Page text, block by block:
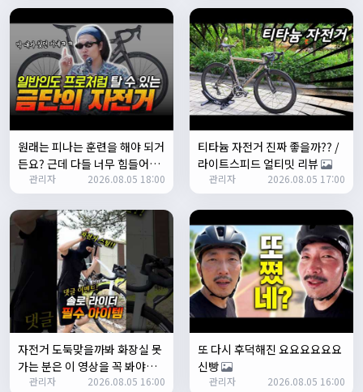
쏭박17:24:35
테스트 완료입니다 :)
Leepi02:57:35
1
알루미06:16:14
뇽
1/23/2025
관리자09:12:09
사이트 가입자수가 100명이 넘었습니다 :)
관리자09:12:12
다들 좋은하루되세요~
열심히타자12:16:55
맛점하세요~
배과장 12:48:20
반갑습니다 여러분 ^_^
배과장12:48:33
명절에도 열심히 맛있는 음식먹고 로라 타셔야지요 ㅎㅎ
1/24/2025
존명12:42:39
원래는 피나는 훈련을 해야 되거
든요? 근데 다들 너무 힘들어하
니까 우리가 치트키를 좀 써드릴
게요. 아, KC 인증이 안나온다고
요? 그럼 뭐... 얼른 훈련하러 안
나가고 뭐하세요?
관리자 2026.08.05 18:00
티타늄 자전거 진짜 좋을까?? /
라이트스피드 얼티밋 리뷰
관리자 2026.08.05 17:00
자전거 도둑맞을까봐 화장실 못
가는 분은 이 영상을 꼭 봐야합
니다
관리자 2026.08.05 16:00
또 다시 후덕해진 요요요요요요
신빵
관리자 2026.08.05 16:00